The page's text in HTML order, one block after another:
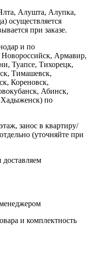
Алушта, Алупка,
осуществляется
при заказе.
и по
Армавир,
Туапсе, Тихорецк,
Тимашевск,
Кореновск,
Абинск,
по
занос в квартиру/
(уточняйте при
и комплектность